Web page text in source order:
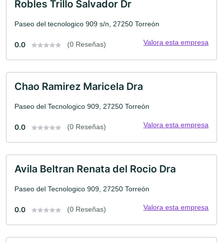
Robles Trillo Salvador Dr
Paseo del tecnologico 909 s/n, 27250 Torreón
0.0 (0 Reseñas) Valora esta empresa
Chao Ramirez Maricela Dra
Paseo del Tecnologico 909, 27250 Torreón
0.0 (0 Reseñas) Valora esta empresa
Avila Beltran Renata del Rocio Dra
Paseo del Tecnologico 909, 27250 Torreón
0.0 (0 Reseñas) Valora esta empresa